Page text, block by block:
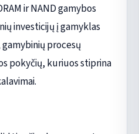
ir NAND gamybos
investicijų į gamyklas
procesų
pokyčių, kuriuos stiprina